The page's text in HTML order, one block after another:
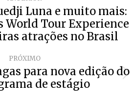
Post
anterior:
Luna e muito mais:
World Tour Experience
atrações no Brasil
PRÓXIMO
Próximo
post:
para nova edição do
de estágio